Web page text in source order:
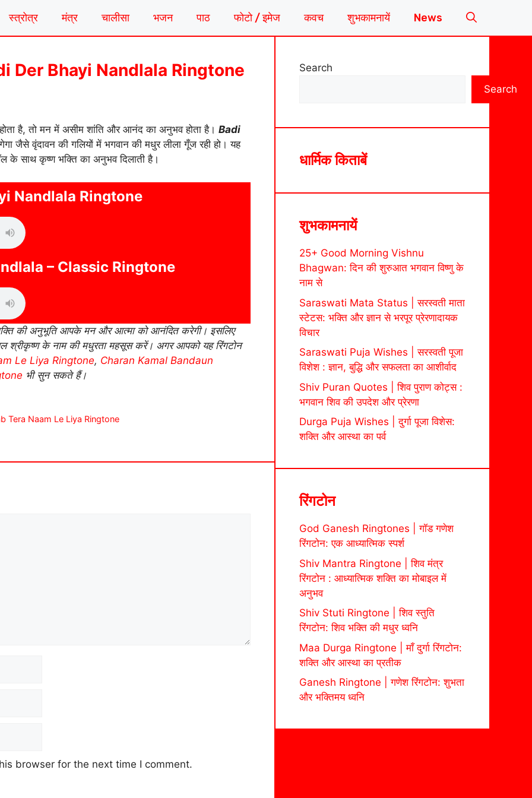
स्त्रोत्र मंत्र चालीसा भजन पाठ फोटो / इमेज कवच शुभकामनायें News
Der Bhayi Nandlala Ringtone
है, तो मन में असीम शांति और आनंद का अनुभव होता है। Badi
जैसे वृंदावन की गलियों में भगवान की मधुर लीला गूँज रही हो। यह
के साथ कृष्ण भक्ति का अनुभव दिलाती है।
Nandlala Ringtone
– Classic Ringtone
की अनुभूति आपके मन और आत्मा को आनंदित करेगी। इसलिए
श्रीकृष्ण के नाम की मधुरता महसूस करें। अगर आपको यह रिंगटोन
Le Liya Ringtone, Charan Kamal Bandaun
भी सुन सकते हैं।
Tera Naam Le Liya Ringtone
browser for the next time I comment.
Search
Search
धार्मिक किताबें
शुभकामनायें
25+ Good Morning Vishnu
Bhagwan: दिन की शुरुआत भगवान विष्णु के
नाम से
Saraswati Mata Status | सरस्वती माता
स्टेटस: भक्ति और ज्ञान से भरपूर प्रेरणादायक
विचार
Saraswati Puja Wishes | सरस्वती पूजा
विशेश : ज्ञान, बुद्धि और सफलता का आशीर्वाद
Shiv Puran Quotes | शिव पुराण कोट्स :
भगवान शिव की उपदेश और प्रेरणा
Durga Puja Wishes | दुर्गा पूजा विशेस:
शक्ति और आस्था का पर्व
रिंगटोन
God Ganesh Ringtones | गॉड गणेश
रिंगटोन: एक आध्यात्मिक स्पर्श
Shiv Mantra Ringtone | शिव मंत्र
रिंगटोन : आध्यात्मिक शक्ति का मोबाइल में
अनुभव
Shiv Stuti Ringtone | शिव स्तुति
रिंगटोन: शिव भक्ति की मधुर ध्वनि
Maa Durga Ringtone | माँ दुर्गा रिंगटोन:
शक्ति और आस्था का प्रतीक
Ganesh Ringtone | गणेश रिंगटोन: शुभता
और भक्तिमय ध्वनि